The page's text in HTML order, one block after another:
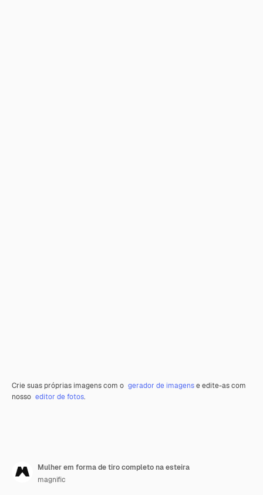
Crie suas próprias imagens com o gerador de imagense edite-as com
nosso editor de fotos.
Mulher em forma de tiro completo na esteira
magnific